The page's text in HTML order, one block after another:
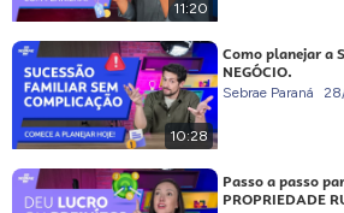
11:20
10:28
Como planejar a
NEGÓCIO.
Sebrae Paraná
Passo a passo
PROPRIEDADE